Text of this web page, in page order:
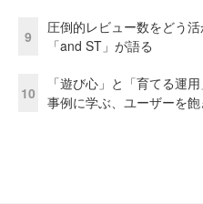
9
圧倒的レビュー数をどう
「and ST」が語る
10
「遊び心」と「育てる運
事例に学ぶ、ユーザーを